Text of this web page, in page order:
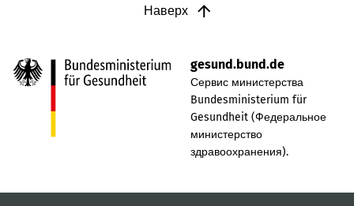
Наверх
gesund.bund.de
Сервис министерства
Bundesministerium für
Gesundheit (Федеральное
министерство
здравоохранения).